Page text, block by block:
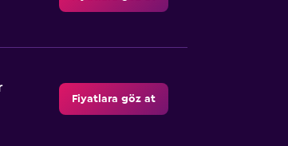
Fiyatlara göz at